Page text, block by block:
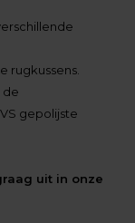
rugkussens.
de
gepolijste
uit in onze